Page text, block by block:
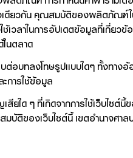
ดียวกัน คุณสมบัติของผลิตภัณฑ์ใน
เวลาในการอัปเดตข้อมูลที่เกี่ย
นตลาด
อบทลงโทษรูปแบบใดๆ ทั้งทาง
ะการใช้ข้อมูล
สียใด ๆ ที่เกิดจากการใช้เว็บไ
บัติของเว็บไซต์นี้ เขตอำนาจศา